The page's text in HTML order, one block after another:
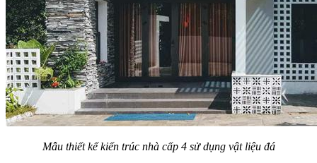
Mẫu thiết kế kiến trúc nhà cấp 4 sử dụng vật liệu đá